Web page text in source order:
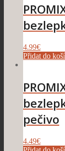
4.99€
Přidat do
pečivo
4.49€